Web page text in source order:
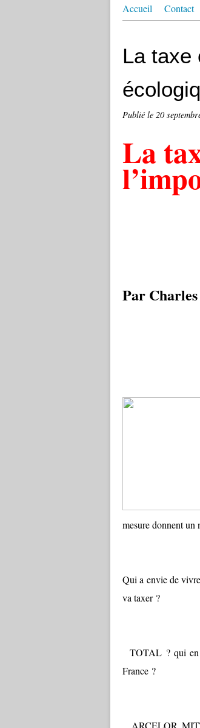
Accueil Contact
La taxe
Publié le 20
La
Par
mesure donnent un
Qui a envie de
va taxer ?
TOTAL ? qui en
France ?
ARCELOR